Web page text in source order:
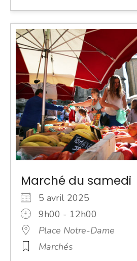
Marché du samedi
5 avril 2025
9h00 - 12h00
Place Notre-Dame
Marchés